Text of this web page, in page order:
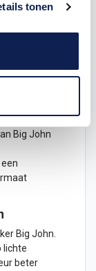
tonen
je de
verandert
Bij grotere
Big John
Big John.
lichte
beter